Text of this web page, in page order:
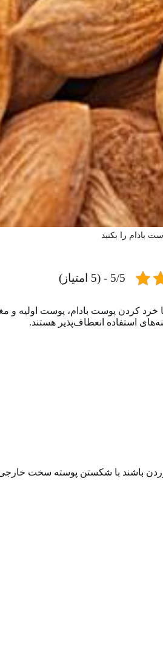
بادام را بکنید
5/5 - (5 امتیاز)
خرد کردن پوست بادام، پوست اولیه
استفاده انعطاف‌پذیر هستند.
باشند با شکستن پوسته سخت خارجی